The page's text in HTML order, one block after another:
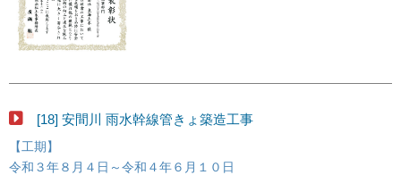
[18] 安間川 雨水幹線管きょ築造工事
【工期】
令和３年８月４日～令和４年６月１０日